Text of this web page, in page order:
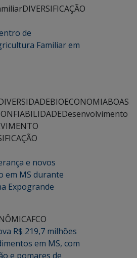
DIVERSIFICAÇÃO
de
Familiar em
BIOECONOMIABOAS
Desenvolvimento
e novos
em MS durante
Expogrande
FCO
R$ 219,7 milhões
em MS, com
e pomares de